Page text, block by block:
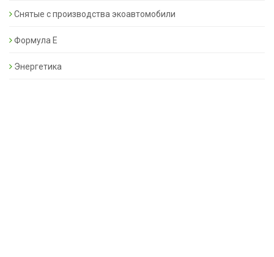
Снятые с производства экоавтомобили
Формула Е
Энергетика